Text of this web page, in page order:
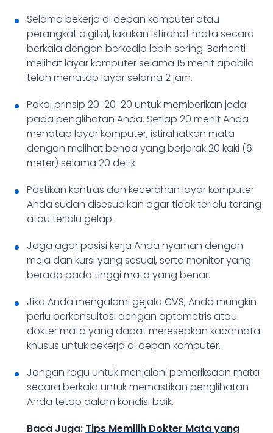
Selama bekerja di depan komputer atau
perangkat digital, lakukan istirahat mata secara
berkala dengan berkedip lebih sering. Berhenti
melihat layar komputer selama 15 menit apabila
telah menatap layar selama 2 jam.
Pakai prinsip 20-20-20 untuk memberikan jeda
pada penglihatan Anda. Setiap 20 menit Anda
menatap layar komputer, istirahatkan mata
dengan melihat benda yang berjarak 20 kaki (6
meter) selama 20 detik.
Pastikan kontras dan kecerahan layar komputer
Anda sudah disesuaikan agar tidak terlalu terang
atau terlalu gelap.
Jaga agar posisi kerja Anda nyaman dengan
meja dan kursi yang sesuai, serta monitor yang
berada pada tinggi mata yang benar.
Jika Anda mengalami gejala CVS, Anda mungkin
perlu berkonsultasi dengan optometris atau
dokter mata yang dapat meresepkan kacamata
khusus untuk bekerja di depan komputer.
Jangan ragu untuk menjalani pemeriksaan mata
secara berkala untuk memastikan penglihatan
Anda tetap dalam kondisi baik.
Baca Juga: Tips Memilih Dokter Mata yang